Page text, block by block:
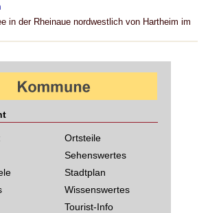
in der Rheinaue nordwestlich von Hartheim im
Ortsteile
Sehenswertes
Stadtplan
Wissenswertes
Tourist-Info